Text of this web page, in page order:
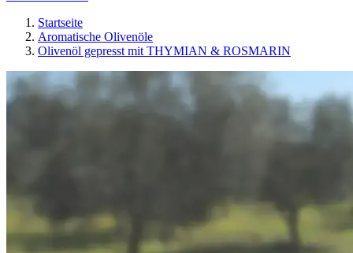
Startseite
Aromatische Olivenöle
Olivenöl gepresst mit THYMIAN & ROSMARIN